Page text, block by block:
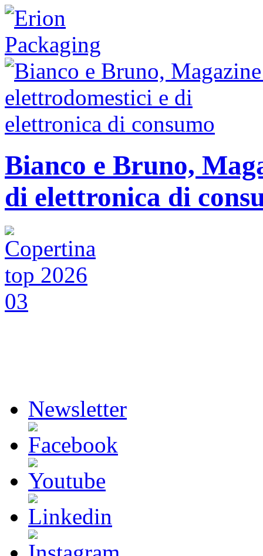
Bianco e Bruno,
di elettronica di
Newsletter